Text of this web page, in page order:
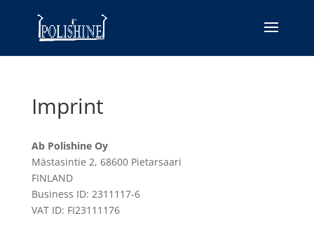
Imprint
Ab Polishine Oy
Mästasintie 2, 68600 Pietarsaari
FINLAND
Business ID: 2311117-6
VAT ID: FI23111176